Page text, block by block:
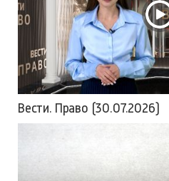
Вести. Право (30.07.2026)